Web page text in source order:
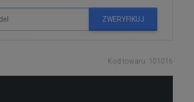
ZWERYFIKUJ
Kod towaru: 101016